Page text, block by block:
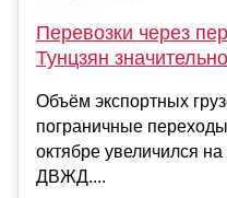
Перевозки через
Тунцзян
Объём экспортных
пограничные
октябре увеличился
ДВЖД....